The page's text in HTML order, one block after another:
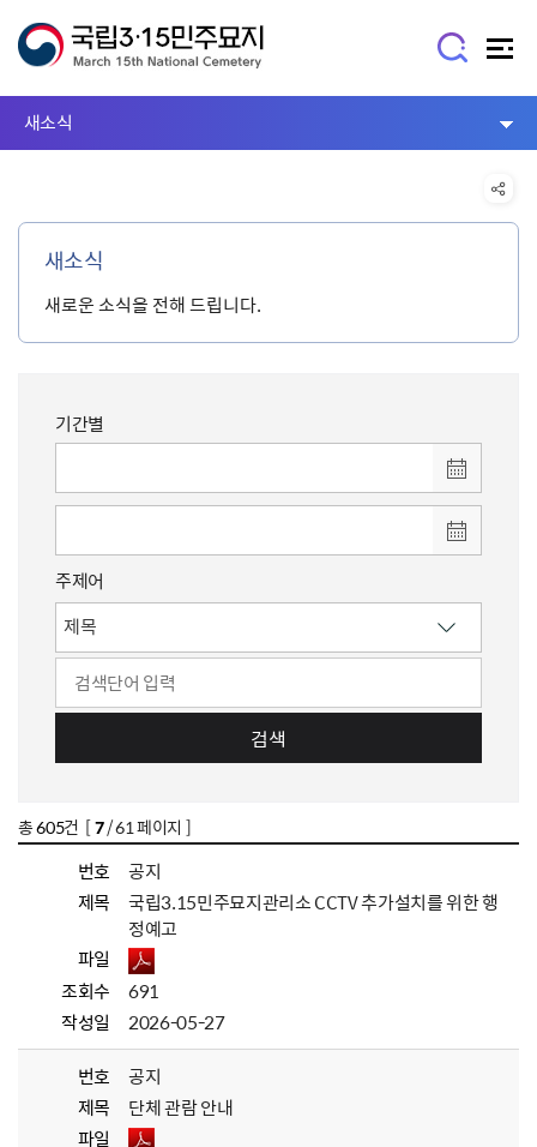
새소식
새소식
새로운 소식을 전해 드립니다.
기간별
주제어
검색
총605건 [7/ 61 페이지 ]
번호
공지
제목
국립3.15민주묘지관리소 CCTV 추가설치를 위한 행
정예고
파일
조회수
691
작성일
2026-05-27
번호
공지
제목
단체 관람 안내
파일